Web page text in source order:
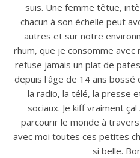
suis. Une femme têtue,
chacun à son échelle peut
autres et sur notre
rhum, que je consomme
refuse jamais un plat de
depuis l'âge de 14 ans bossé
la radio, la télé, la presse
sociaux. Je kiff vraiment
parcourir le monde à
avec moi toutes ces petites
si belle.